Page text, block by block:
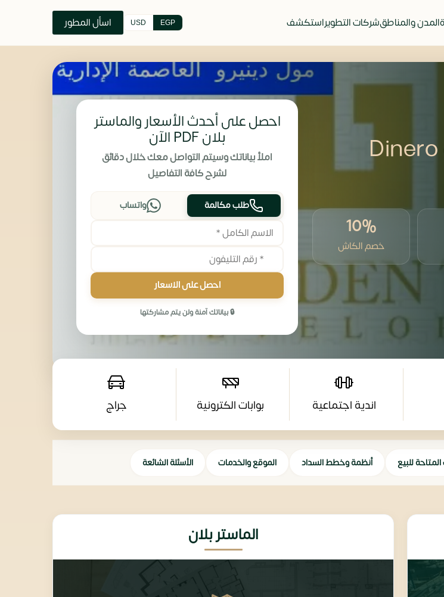
المدن والمناطقشركات التطويراستكشف EGP
USD اسأل المطور
مول دينيرو تاور العاصمة الإدارية Dinero
10%
خصم الكاش
احصل على أحدث الأسعار والماستر
بلان PDF الآن
املأ بياناتك وسيتم التواصل معك خلال دقائق
لشرح كافة التفاصيل
طلب مكالمة واتساب
احصل على الاسعار
🔒 بياناتك آمنة ولن يتم مشاركتها
اندية اجتماعية بوابات الكترونية جراج
للبيع أنظمة وخطط السداد الموقع والخدمات الأسئلة الشائعة
الماستر بلان